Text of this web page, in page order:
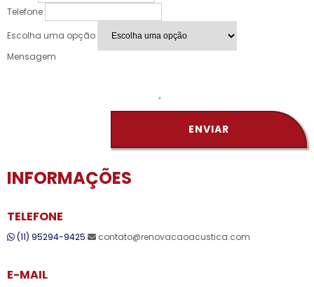
Telefone
Escolha uma opção
Mensagem
ENVIAR
INFORMAÇÕES
TELEFONE
(11) 95294-9425 contato@renovacaoacustica.com
E-MAIL